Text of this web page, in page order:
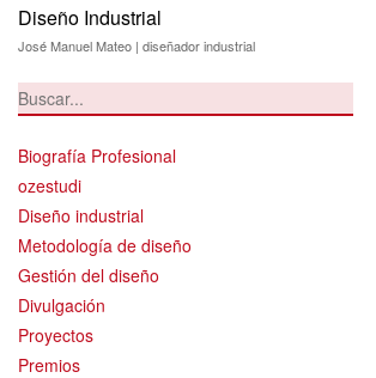
Diseño Industrial
José Manuel Mateo | diseñador industrial
Biografía Profesional
ozestudi
Diseño industrial
Metodología de diseño
Gestión del diseño
Divulgación
Proyectos
Premios